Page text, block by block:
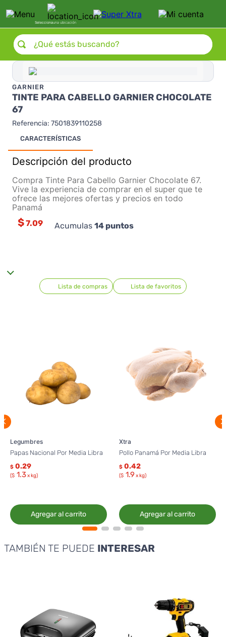
Seleccionauna ubicación
¿Qué estás buscando?
GARNIER
TINTE PARA CABELLO GARNIER CHOCOLATE
67
Referencia: 7501839110258
CARACTERÍSTICAS
Descripción del producto
Compra Tinte Para Cabello Garnier Chocolate 67.
Vive la experiencia de comprar en el super que te
ofrece las mejores ofertas y precios en todo
Panamá
$7.09 Acumulas 14puntos
Lista de compras Lista de favoritos
Legumbres
Papas Nacional Por Media Libra
$ 0.29
($ 1.3x kg)
Agregar al carrito
Xtra
Pollo Panamá Por Media Libra
$ 0.42
($ 1.9 x kg)
Agregar al carrito
TAMBIÉN TE PUEDE INTERESAR